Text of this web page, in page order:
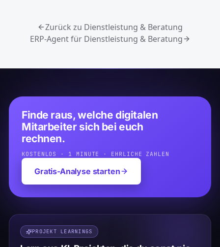
Zurück zu Dienstleistung & Beratung
ERP-Agent für Dienstleistung & Beratung
Finde raus, welche digitalen
Mitarbeiter sich bei euch
rechnen.
KOSTENLOS · 1 MINUTE · EHRLICHE ZAHLEN
Gratis-Analyse starten
PROJEKT LEARNINGS